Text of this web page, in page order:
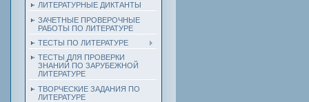
ЛИТЕРАТУРНЫЕ ДИКТАНТЫ
ЗАЧЕТНЫЕ ПРОВЕРОЧНЫЕ
РАБОТЫ ПО ЛИТЕРАТУРЕ
ТЕСТЫ ПО ЛИТЕРАТУРЕ
ТЕСТЫ ДЛЯ ПРОВЕРКИ
ЗНАНИЙ ПО ЗАРУБЕЖНОЙ
ЛИТЕРАТУРЕ
ТВОРЧЕСКИЕ ЗАДАНИЯ ПО
ЛИТЕРАТУРЕ